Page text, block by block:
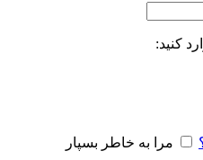
کنید:
مرا به خاطر بسپار